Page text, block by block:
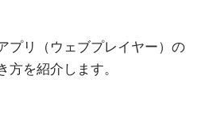
プリ（ウェブプレイヤー）の
方を紹介します。